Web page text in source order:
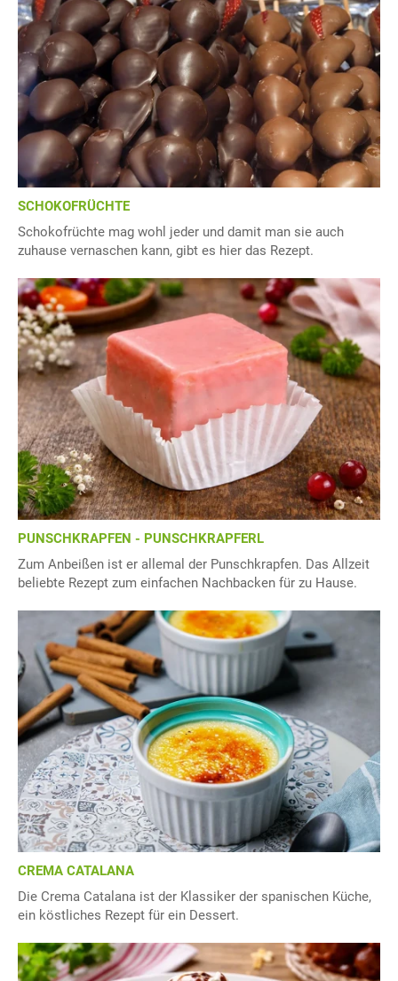
SCHOKOFRÜCHTE
Schokofrüchte mag wohl jeder und damit man sie auch
zuhause vernaschen kann, gibt es hier das Rezept.
PUNSCHKRAPFEN - PUNSCHKRAPFERL
Zum Anbeißen ist er allemal der Punschkrapfen. Das Allzeit
beliebte Rezept zum einfachen Nachbacken für zu Hause.
CREMA CATALANA
Die Crema Catalana ist der Klassiker der spanischen Küche,
ein köstliches Rezept für ein Dessert.